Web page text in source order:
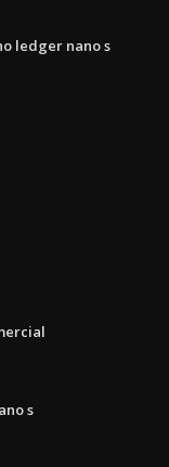
ledger nano s
s